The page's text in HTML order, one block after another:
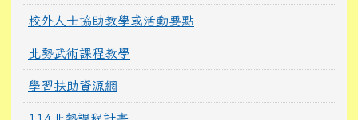
校外人士協助教學或活動要點
北勢武術課程教學
學習扶助資源網